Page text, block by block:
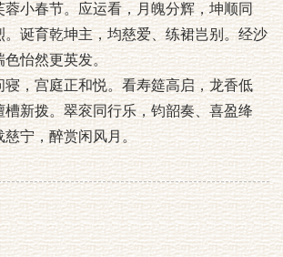
蓉小春节。应运看，月魄分辉，坤顺同
。诞育乾坤主，均慈爱、练裙岂别。经沙
怡然更英发。
寝，宫庭正和悦。看寿筵高启，龙香低
槽新拨。翠衮同行乐，钧韶奏、喜盈绛
慈宁，醉赏闲风月。